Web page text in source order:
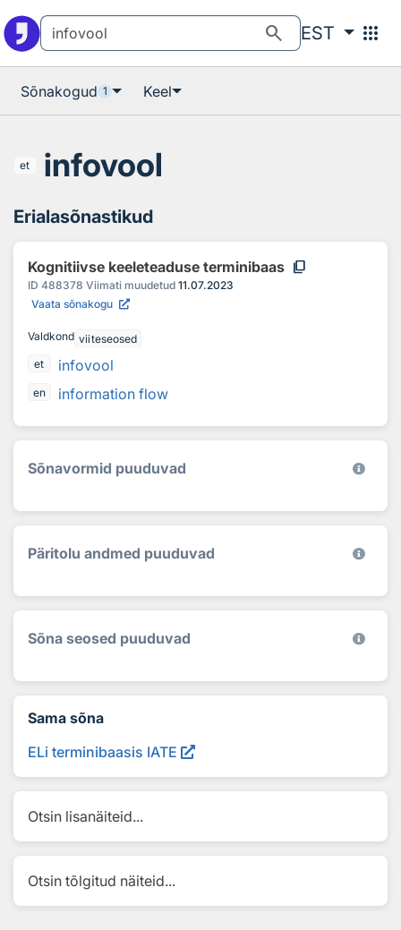
search EST apps
Sõnakogud 1 Keel
et infovool
Erialasõnastikud
Kognitiivse keeleteaduse terminibaas content_copy
ID 488378 Viimati muudetud 11.07.2023
Vaata sõnakogu
Valdkond viiteseosed
et
infovool
en information flow
Sõnavormid puuduvad
Päritolu andmed puuduvad
Sõna seosed puuduvad
Sama sõna
ELi terminibaasis IATE
Otsin lisanäiteid...
Otsin tõlgitud näiteid...